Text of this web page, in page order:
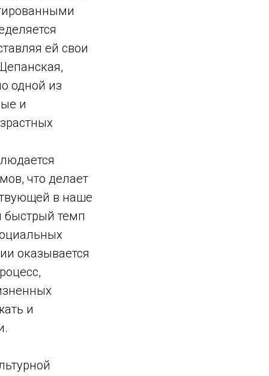
ей свои
одной из
и
что делает
в наше
быстрый темп
оказывается
и